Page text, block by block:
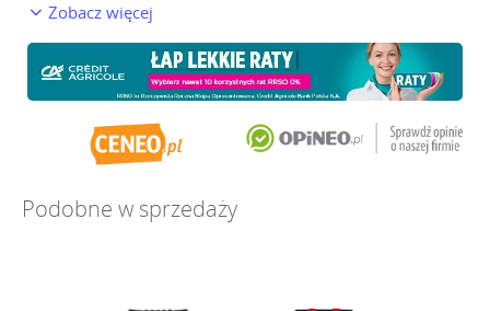
Zobacz więcej
Podobne w sprzedaży